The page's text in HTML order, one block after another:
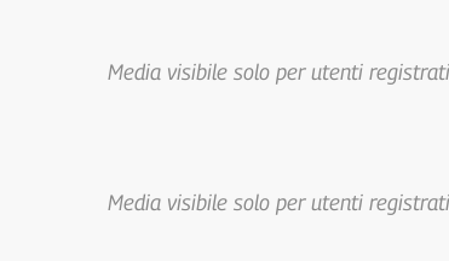
Media visibile solo per utenti registrati
Media visibile solo per utenti registrati